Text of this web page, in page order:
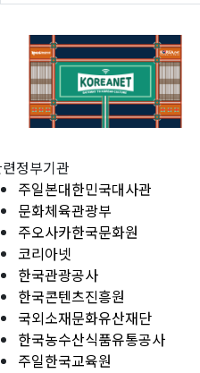
정부기관
주일본대한민국대사관
문화체육관광부
주오사카한국문화원
코리아넷
한국관광공사
한국콘텐츠진흥원
국외소재문화유산재단
한국농수산식품유통공사
주일한국교육원